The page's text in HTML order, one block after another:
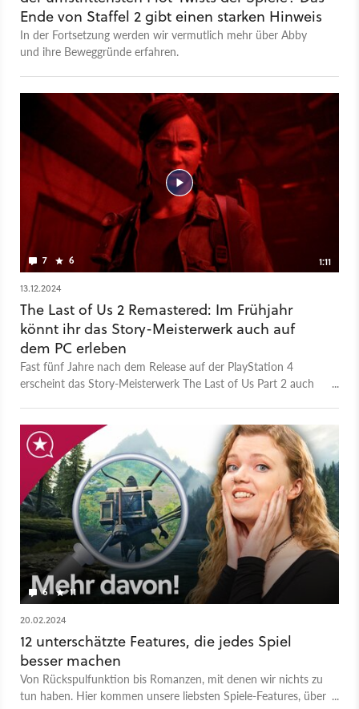
Ende von Staffel 2 gibt einen starken Hinweis
In der Fortsetzung werden wir vermutlich mehr über Abby
und ihre Beweggründe erfahren.
7 6
1:11
13.12.2024
The Last of Us 2 Remastered: Im Frühjahr
könnt ihr das Story-Meisterwerk auch auf
dem PC erleben
Fast fünf Jahre nach dem Release auf der PlayStation 4
erscheint das Story-Meisterwerk The Last of Us Part 2 auch
Zeit für die PlayStation 5 erschienen ist. Das kommt nicht nur
mit einer besseren Grafik daher, sondern auch mit
einem zusätzlichen Roguelike-Überlebensmodus. The Last of
Us Part 2 Remastered erscheint am 3. April 2025 für den PC.
6 11
20.02.2024
12 unterschätzte Features, die jedes Spiel
besser machen
Von Rückspulfunktion bis Romanzen, mit denen wir nichts zu
tun haben. Hier kommen unsere liebsten Spiele-Features, über